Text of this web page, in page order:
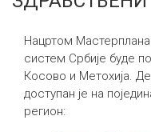
Нацртом
систем Србије буде
Косово и Метохија.
доступан је на
регион: